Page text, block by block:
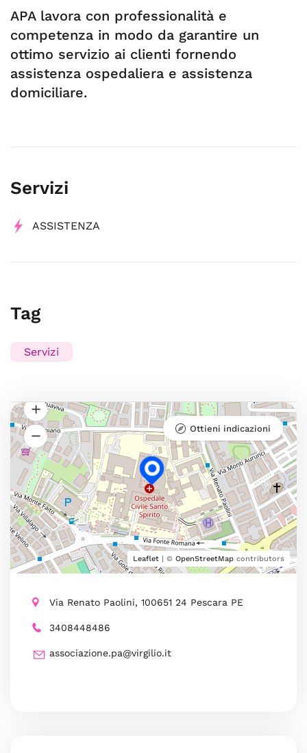
APA lavora con professionalità e
competenza in modo da garantire un
ottimo servizio ai clienti fornendo
assistenza ospedaliera e assistenza
domiciliare.
Servizi
ASSISTENZA
Tag
Servizi
Leaflet | © OpenStreetMap contributors
Ottieni indicazioni
Via Renato Paolini, 100651 24 Pescara PE
3408448486
associazione.pa@virgilio.it